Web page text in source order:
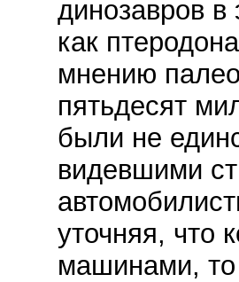
динозавров
как
мнению
пятьдесят
были не
видевшими
уточняя, что
машинами, то